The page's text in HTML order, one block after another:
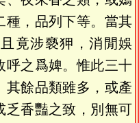
種，品列下等。當其
竟涉褻狎，消閒娛
呼之爲婢。惟此三十
其餘品類雖多，或產
乏香豔之致，別無可